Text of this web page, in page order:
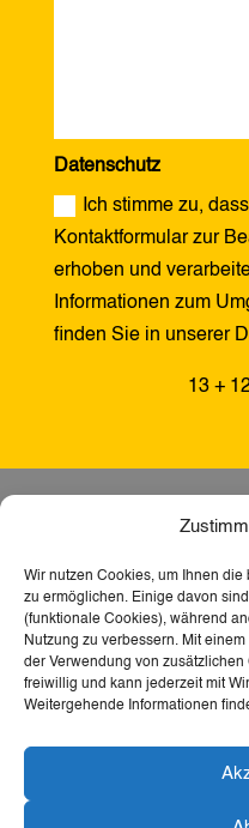
Wir nutzen Cookies, um Ihnen
zu ermöglichen. Einige davon
(funktionale Cookies), während
Nutzung zu verbessern. Mit
der Verwendung von
freiwillig und kann jederzeit mit
Weitergehende Informationen
Datenschutz
Ich stimme zu,
Kontaktformular zur
erhoben und
Informationen zum
finden Sie in unserer
13 +
Webseite barrierefrei